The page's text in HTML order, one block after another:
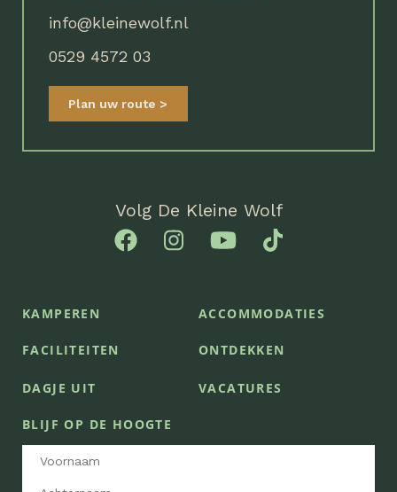
info@kleinewolf.nl
0529 4572 03
Plan uw route
Volg De Kleine Wolf
KAMPEREN ACCOMMODATIES
FACILITEITEN ONTDEKKEN
DAGJE UIT VACATURES
BLIJF OP DE HOOGTE